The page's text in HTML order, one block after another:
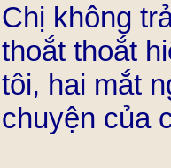
Chị không
thoắt thoắt
tôi, hai mắt
chuyện của